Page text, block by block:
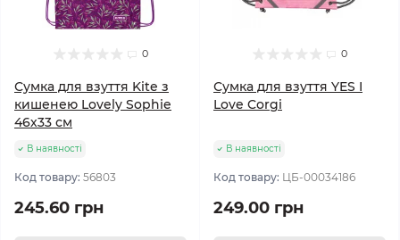
0
Сумка для взуття Kite з
кишенею Lovely Sophie
46х33 см
В наявності
Код товару: 56803
245.60 грн
0
Сумка для взуття YES I
Love Corgi
В наявності
Код товару: ЦБ-00034186
249.00 грн